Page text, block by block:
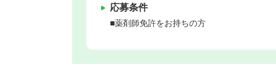
応募条件
■薬剤師免許をお持ちの方